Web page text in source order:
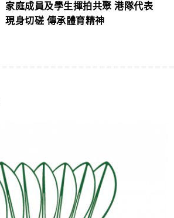
家庭成員及學生揮拍共聚 港隊代表
現身切磋 傳承體育精神